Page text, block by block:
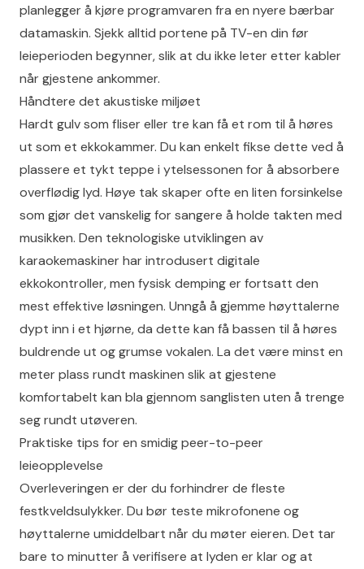
planlegger å kjøre programvaren fra en nyere bærbar
datamaskin. Sjekk alltid portene på TV-en din før
leieperioden begynner, slik at du ikke leter etter kabler
når gjestene ankommer.
Håndtere det akustiske miljøet
Hardt gulv som fliser eller tre kan få et rom til å høres
ut som et ekkokammer. Du kan enkelt fikse dette ved å
plassere et tykt teppe i ytelsessonen for å absorbere
overflødig lyd. Høye tak skaper ofte en liten forsinkelse
som gjør det vanskelig for sangere å holde takten med
musikken. Den teknologiske utviklingen av
karaokemaskiner har introdusert digitale
ekkokontroller, men fysisk demping er fortsatt den
mest effektive løsningen. Unngå å gjemme høyttalerne
dypt inn i et hjørne, da dette kan få bassen til å høres
buldrende ut og grumse vokalen. La det være minst en
meter plass rundt maskinen slik at gjestene
komfortabelt kan bla gjennom sanglisten uten å trenge
seg rundt utøveren.
Praktiske tips for en smidig peer-to-peer
leieopplevelse
Overleveringen er der du forhindrer de fleste
festkveldsulykker. Du bør teste mikrofonene og
høyttalerne umiddelbart når du møter eieren. Det tar
bare to minutter å verifisere at lyden er klar og at